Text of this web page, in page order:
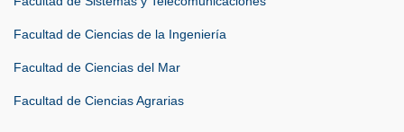
Facultad de Ciencias de la Ingeniería
Facultad de Ciencias del Mar
Facultad de Ciencias Agrarias